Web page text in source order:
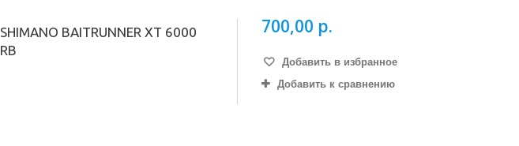
SHIMANO BAITRUNNER XT 6000
RB
700,00 р.
Добавить в избранное
Добавить к сравнению